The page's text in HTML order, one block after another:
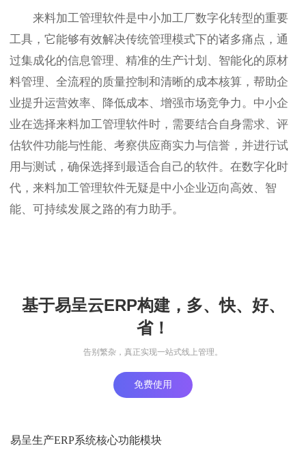
来料加工管理软件是中小加工厂数字化转型的重要
工具，它能够有效解决传统管理模式下的诸多痛点，通
过集成化的信息管理、精准的生产计划、智能化的原材
料管理、全流程的质量控制和清晰的成本核算，帮助企
业提升运营效率、降低成本、增强市场竞争力。中小企
业在选择来料加工管理软件时，需要结合自身需求、评
估软件功能与性能、考察供应商实力与信誉，并进行试
用与测试，确保选择到最适合自己的软件。在数字化时
代，来料加工管理软件无疑是中小企业迈向高效、智
能、可持续发展之路的有力助手。
基于易呈云ERP构建，多、快、好、
省！
告别繁杂，真正实现一站式线上管理。
免费使用
易呈生产ERP系统核心功能模块